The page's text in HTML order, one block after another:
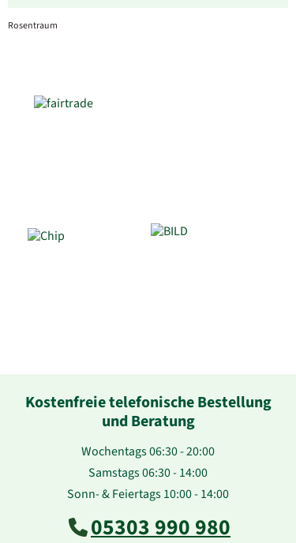
Rosentraum
Kostenfreie telefonische Bestellung
und Beratung
Wochentags 06:30 - 20:00
Samstags 06:30 - 14:00
Sonn- & Feiertags 10:00 - 14:00
05303 990 980